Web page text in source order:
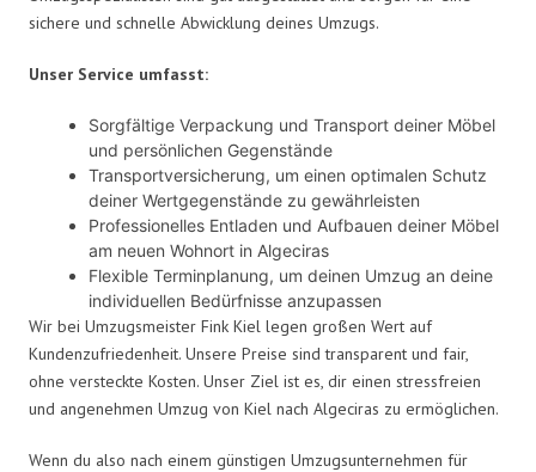
sichere und schnelle Abwicklung deines Umzugs.
Unser Service umfasst:
Sorgfältige Verpackung und Transport deiner Möbel
und persönlichen Gegenstände
Transportversicherung, um einen optimalen Schutz
deiner Wertgegenstände zu gewährleisten
Professionelles Entladen und Aufbauen deiner Möbel
am neuen Wohnort in Algeciras
Flexible Terminplanung, um deinen Umzug an deine
individuellen Bedürfnisse anzupassen
Wir bei Umzugsmeister Fink Kiel legen großen Wert auf
Kundenzufriedenheit. Unsere Preise sind transparent und fair,
ohne versteckte Kosten. Unser Ziel ist es, dir einen stressfreien
und angenehmen Umzug von Kiel nach Algeciras zu ermöglichen.
Wenn du also nach einem günstigen Umzugsunternehmen für